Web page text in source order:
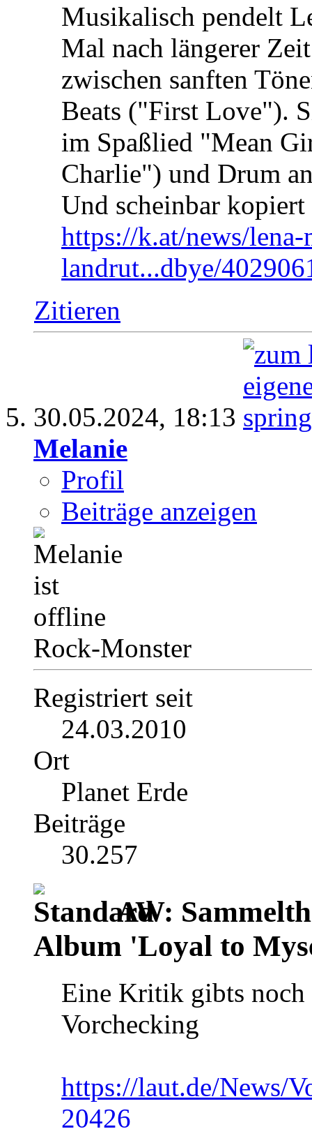
Musikalisch pendelt
Mal nach längerer
zwischen sanften
Beats ("First Love").
im Spaßlied "Mean
Charlie") und Drum
Und scheinbar
https://k.at/news/lena-
landrut...dbye/
Zitieren
30.05.2024, 18:13
Melanie
Profil
Beiträge anzeigen
Rock-Monster
Registriert seit
24.03.2010
Ort
Planet Erde
Beiträge
30.257
AW:
Album 'Loyal to
Eine Kritik gibts noch
Vorchecking
https://laut.de/News/
20426